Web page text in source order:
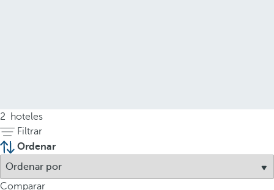
2
hoteles
Filtrar
Ordenar
Comparar